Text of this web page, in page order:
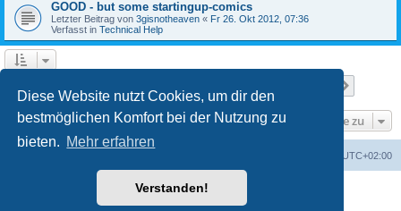
Diese Website nutzt Cookies, um dir den
bestmöglichen Komfort bei der Nutzung zu
bieten. Mehr erfahren
Verstanden!
GOOD - but some startingup-comics
Letzter Beitrag von 3gisnotheaven « Fr 26. Okt 2012, 07:36
Verfasst in Technical Help
Gehe zu
UTC+02:00
Powered byphpBB® Forum Software © phpBB Limited
phpBB.de